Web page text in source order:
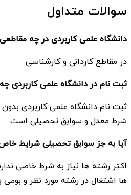
سوالات متداول
دانشگاه علمی کاربردی در چه
در مقاطع کاردانی و کارشناسی
ثبت نام در دانشگاه علمی کاربردی
ثبت نام دانشگاه علمی کاربردی
شرط معدل و سوابق تحصیلی است.
آیا به جز سوابق تحصیلی شرایط
اکثر رشته ها نیاز به شرط خاصی
ها اشتغال در رشته مورد نظر و